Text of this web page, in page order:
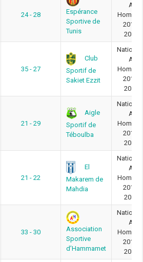
24 - 28
Espérance
Sportive de
Tunis
A
2017-
2018
35 - 27
Club
Sportif de
Sakiet Ezzit
A
2017-
2018
21 - 29
Aigle
Sportif de
Téboulba
A
2017-
2018
21 - 22
El
Makarem de
Mahdia
A
2017-
2018
33 - 30
Association
Sportive
d’Hammamet
A
2017-
2018